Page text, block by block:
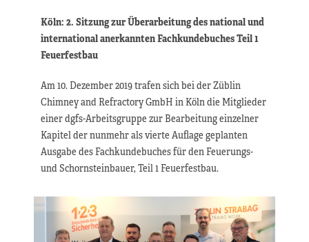
Köln: 2. Sitzung zur Überarbeitung des national und
international anerkannten Fachkundebuches Teil 1
Feuerfestbau
Am 10. Dezember 2019 trafen sich bei der Züblin
Chimney and Refractory GmbH in Köln die Mitglieder
einer dgfs-Arbeitsgruppe zur Bearbeitung einzelner
Kapitel der nunmehr als vierte Auflage geplanten
Ausgabe des Fachkundebuches für den Feuerungs-
und Schornsteinbauer, Teil 1 Feuerfestbau.